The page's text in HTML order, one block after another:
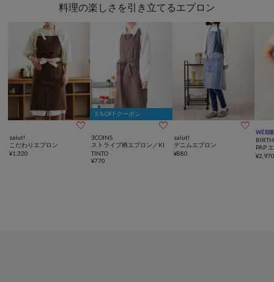
料理の楽しさを引き立てるエプロン

salut!
こだわりエプロン
¥1,320
5％OFFクーポン

3COINS
ストライプ柄エプロン／KI
TINTO
¥770

salut!
デニムエプロン
¥880
WEB
PAP
¥